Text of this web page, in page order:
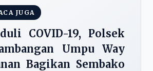
JUGA
COVID-19, Polsek
Umpu Way
Bagikan Sembako